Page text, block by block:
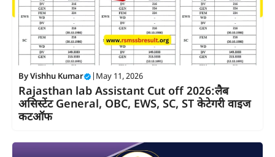
ByVishhu Kumar May 11, 2026
Rajasthan lab Assistant Cut off 2026:लैब
असिस्टेंट General, OBC, EWS, SC, ST केटेगरी वाइज
कटऑफ